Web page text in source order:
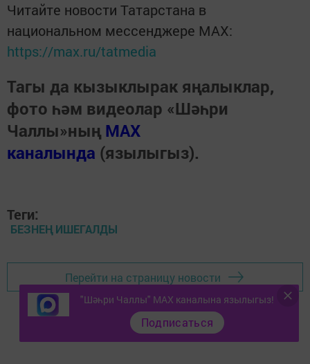
Читайте новости Татарстана в
национальном мессенджере MАХ:
https://max.ru/tatmedia
Тагы да кызыклырак яңалыклар,
фото һәм видеолар «Шәһри
Чаллы»ның MAX
каналында (язылыгыз).
Теги:
БЕЗНЕҢ ИШЕГАЛДЫ
Перейти на страницу новости
"Шәһри Чаллы" MAX каналына язылыгыз!
Подписаться